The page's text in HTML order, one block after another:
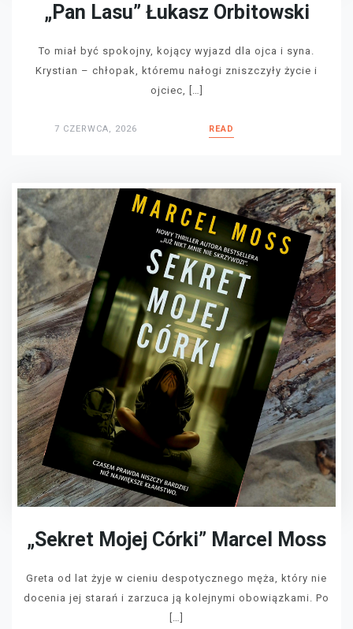
„Pan Lasu” Łukasz Orbitowski
To miał być spokojny, kojący wyjazd dla ojca i syna.
Krystian – chłopak, któremu nałogi zniszczyły życie i
ojciec, […]
7 CZERWCA, 2026 READ
„Sekret Mojej Córki” Marcel Moss
Greta od lat żyje w cieniu despotycznego męża, który nie
docenia jej starań i zarzuca ją kolejnymi obowiązkami. Po
[…]